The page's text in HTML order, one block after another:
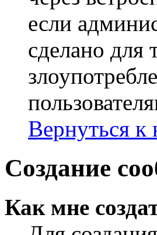
если
сделано для
Вернуться к
Создание
Как мне